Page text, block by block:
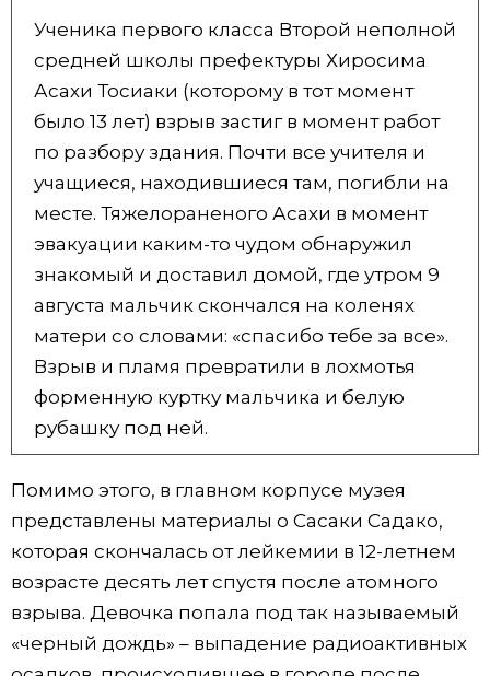
Ученика первого класса Второй неполной
средней школы префектуры Хиросима
Асахи Тосиаки (которому в тот момент
было 13 лет) взрыв застиг в момент работ
по разбору здания. Почти все учителя и
учащиеся, находившиеся там, погибли на
месте. Тяжелораненого Асахи в момент
эвакуации каким-то чудом обнаружил
знакомый и доставил домой, где утром 9
августа мальчик скончался на коленях
матери со словами: «спасибо тебе за все».
Взрыв и пламя превратили в лохмотья
форменную куртку мальчика и белую
рубашку под ней.
Помимо этого, в главном корпусе музея
представлены материалы о Сасаки Садако,
которая скончалась от лейкемии в 12-летнем
возрасте десять лет спустя после атомного
взрыва. Девочка попала под так называемый
«черный дождь» – выпадение радиоактивных